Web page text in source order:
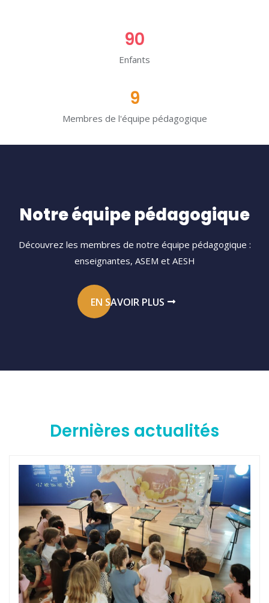
90
Enfants
9
Membres de l'équipe pédagogique
Notre équipe pédagogique
Découvrez les membres de notre équipe pédagogique :
enseignantes, ASEM et AESH
EN SAVOIR PLUS
Dernières actualités